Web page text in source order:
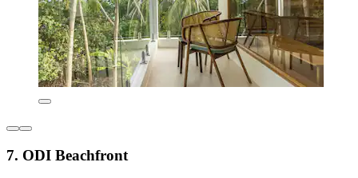
7. ODI Beachfront